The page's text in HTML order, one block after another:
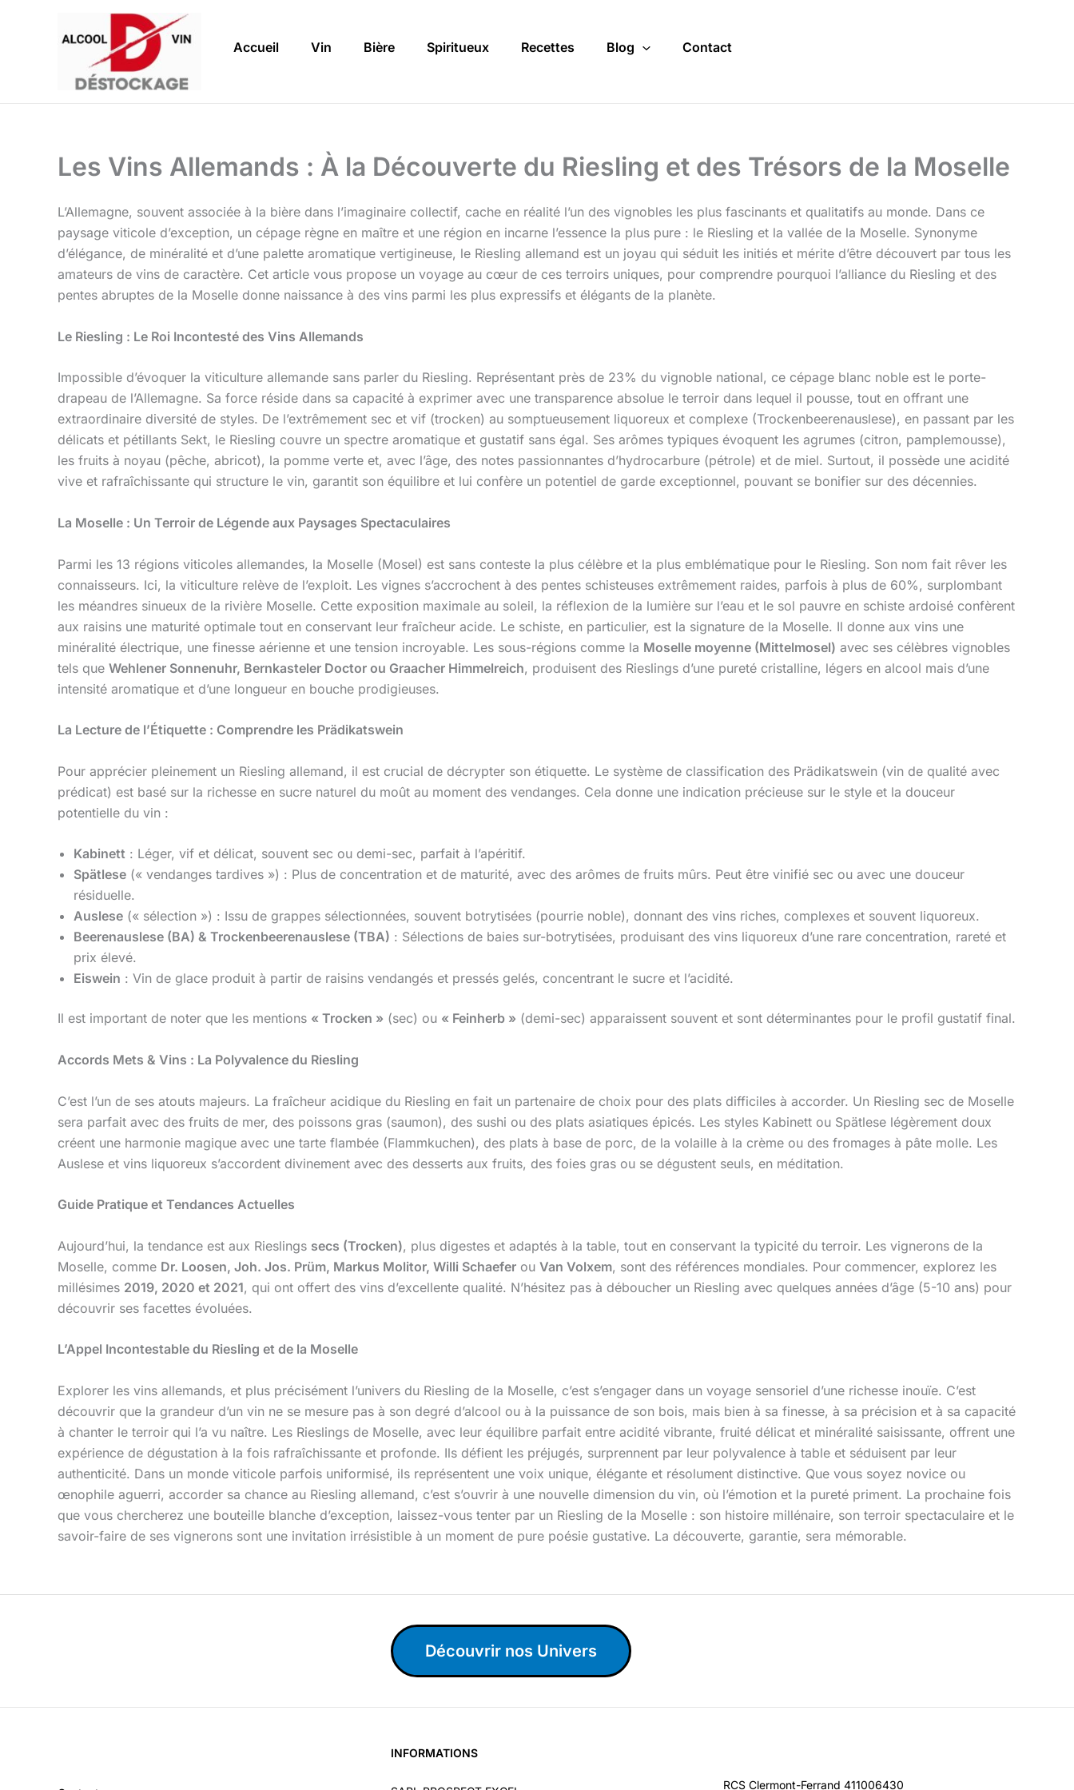
Accueil Vin Bière Spiritueux Recettes Blog Contact
Les Vins Allemands : À la Découverte du Riesling et des Trésors de la Moselle
L’Allemagne, souvent associée à la bière dans l’imaginaire collectif, cache en réalité l’un des vignobles les plus fascinants et qualitatifs au monde. Dans ce
paysage viticole d’exception, un cépage règne en maître et une région en incarne l’essence la plus pure : le Riesling et la vallée de la Moselle. Synonyme
d’élégance, de minéralité et d’une palette aromatique vertigineuse, le Riesling allemand est un joyau qui séduit les initiés et mérite d’être découvert par tous les
amateurs de vins de caractère. Cet article vous propose un voyage au cœur de ces terroirs uniques, pour comprendre pourquoi l’alliance du Riesling et des
pentes abruptes de la Moselle donne naissance à des vins parmi les plus expressifs et élégants de la planète.
Le Riesling : Le Roi Incontesté des Vins Allemands
Impossible d’évoquer la viticulture allemande sans parler du Riesling. Représentant près de 23% du vignoble national, ce cépage blanc noble est le porte-
drapeau de l’Allemagne. Sa force réside dans sa capacité à exprimer avec une transparence absolue le terroir dans lequel il pousse, tout en offrant une
extraordinaire diversité de styles. De l’extrêmement sec et vif (trocken) au somptueusement liquoreux et complexe (Trockenbeerenauslese), en passant par les
délicats et pétillants Sekt, le Riesling couvre un spectre aromatique et gustatif sans égal. Ses arômes typiques évoquent les agrumes (citron, pamplemousse),
les fruits à noyau (pêche, abricot), la pomme verte et, avec l’âge, des notes passionnantes d’hydrocarbure (pétrole) et de miel. Surtout, il possède une acidité
vive et rafraîchissante qui structure le vin, garantit son équilibre et lui confère un potentiel de garde exceptionnel, pouvant se bonifier sur des décennies.
La Moselle : Un Terroir de Légende aux Paysages Spectaculaires
Parmi les 13 régions viticoles allemandes, la Moselle (Mosel) est sans conteste la plus célèbre et la plus emblématique pour le Riesling. Son nom fait rêver les
connaisseurs. Ici, la viticulture relève de l’exploit. Les vignes s’accrochent à des pentes schisteuses extrêmement raides, parfois à plus de 60%, surplombant
les méandres sinueux de la rivière Moselle. Cette exposition maximale au soleil, la réflexion de la lumière sur l’eau et le sol pauvre en schiste ardoisé confèrent
aux raisins une maturité optimale tout en conservant leur fraîcheur acide. Le schiste, en particulier, est la signature de la Moselle. Il donne aux vins une
minéralité électrique, une finesse aérienne et une tension incroyable. Les sous-régions comme la Moselle moyenne (Mittelmosel) avec ses célèbres vignobles
tels que Wehlener Sonnenuhr, Bernkasteler Doctor ou Graacher Himmelreich, produisent des Rieslings d’une pureté cristalline, légers en alcool mais d’une
intensité aromatique et d’une longueur en bouche prodigieuses.
La Lecture de l’Étiquette : Comprendre les Prädikatswein
Pour apprécier pleinement un Riesling allemand, il est crucial de décrypter son étiquette. Le système de classification des Prädikatswein (vin de qualité avec
prédicat) est basé sur la richesse en sucre naturel du moût au moment des vendanges. Cela donne une indication précieuse sur le style et la douceur
potentielle du vin :
Kabinett : Léger, vif et délicat, souvent sec ou demi-sec, parfait à l’apéritif.
Spätlese (« vendanges tardives ») : Plus de concentration et de maturité, avec des arômes de fruits mûrs. Peut être vinifié sec ou avec une douceur
résiduelle.
Auslese (« sélection ») : Issu de grappes sélectionnées, souvent botrytisées (pourrie noble), donnant des vins riches, complexes et souvent liquoreux.
Beerenauslese (BA) & Trockenbeerenauslese (TBA) : Sélections de baies sur-botrytisées, produisant des vins liquoreux d’une rare concentration, rareté et
prix élevé.
Eiswein : Vin de glace produit à partir de raisins vendangés et pressés gelés, concentrant le sucre et l’acidité.
Il est important de noter que les mentions « Trocken » (sec) ou « Feinherb » (demi-sec) apparaissent souvent et sont déterminantes pour le profil gustatif final.
Accords Mets & Vins : La Polyvalence du Riesling
C’est l’un de ses atouts majeurs. La fraîcheur acidique du Riesling en fait un partenaire de choix pour des plats difficiles à accorder. Un Riesling sec de Moselle
sera parfait avec des fruits de mer, des poissons gras (saumon), des sushi ou des plats asiatiques épicés. Les styles Kabinett ou Spätlese légèrement doux
créent une harmonie magique avec une tarte flambée (Flammkuchen), des plats à base de porc, de la volaille à la crème ou des fromages à pâte molle. Les
Auslese et vins liquoreux s’accordent divinement avec des desserts aux fruits, des foies gras ou se dégustent seuls, en méditation.
Guide Pratique et Tendances Actuelles
Aujourd’hui, la tendance est aux Rieslings secs (Trocken), plus digestes et adaptés à la table, tout en conservant la typicité du terroir. Les vignerons de la
Moselle, comme Dr. Loosen, Joh. Jos. Prüm, Markus Molitor, Willi Schaefer ou Van Volxem, sont des références mondiales. Pour commencer, explorez les
millésimes 2019, 2020 et 2021, qui ont offert des vins d’excellente qualité. N’hésitez pas à déboucher un Riesling avec quelques années d’âge (5-10 ans) pour
découvrir ses facettes évoluées.
L’Appel Incontestable du Riesling et de la Moselle
Explorer les vins allemands, et plus précisément l’univers du Riesling de la Moselle, c’est s’engager dans un voyage sensoriel d’une richesse inouïe. C’est
découvrir que la grandeur d’un vin ne se mesure pas à son degré d’alcool ou à la puissance de son bois, mais bien à sa finesse, à sa précision et à sa capacité
à chanter le terroir qui l’a vu naître. Les Rieslings de Moselle, avec leur équilibre parfait entre acidité vibrante, fruité délicat et minéralité saisissante, offrent une
expérience de dégustation à la fois rafraîchissante et profonde. Ils défient les préjugés, surprennent par leur polyvalence à table et séduisent par leur
authenticité. Dans un monde viticole parfois uniformisé, ils représentent une voix unique, élégante et résolument distinctive. Que vous soyez novice ou
œnophile aguerri, accorder sa chance au Riesling allemand, c’est s’ouvrir à une nouvelle dimension du vin, où l’émotion et la pureté priment. La prochaine fois
que vous chercherez une bouteille blanche d’exception, laissez-vous tenter par un Riesling de la Moselle : son histoire millénaire, son terroir spectaculaire et le
savoir-faire de ses vignerons sont une invitation irrésistible à un moment de pure poésie gustative. La découverte, garantie, sera mémorable.
Découvrir nos Univers
INFORMATIONS
RCS Clermont-Ferrand 411006430